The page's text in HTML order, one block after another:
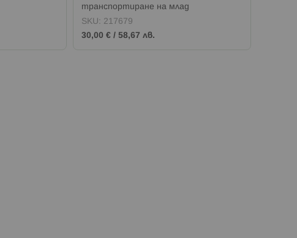
транспортиране на млад
тиранозавър рекс 77978
SKU: 217679
30,00 € / 58,67 лв.